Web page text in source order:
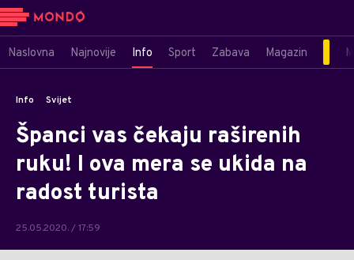
Naslovna Najnovije Info Sport Zabava Magazin
Info Svijet
Španci vas čekaju raširenih
ruku! I ova mera se ukida na
radost turista
25.05.2020. / 17:59